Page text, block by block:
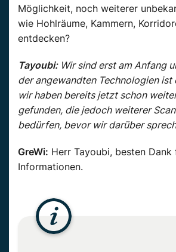
Möglichkeit, noch weiterer
wie Hohlräume, Kammern,
entdecken?
Tayoubi:Wir sind erst am Anfang
der angewandten Technologien ist
wir haben bereits jetzt schon
gefunden, die jedoch weiterer
bedürfen, bevor wir darüber
GreWi: Herr Tayoubi, besten Dank
Informationen.